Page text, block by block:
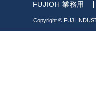
FUJIOH 業務用
Copyright © FUJI